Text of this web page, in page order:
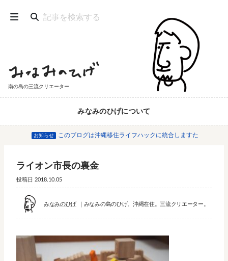
南の島の三流クリエーター
みなみのひげについて
お知らせ このブログは沖縄移住ライフハックに統合しますた
ライオン市長の裏金
投稿日 2018.10.05
みなみのひげ みなみの島のひげ。沖縄在住。三流クリエーター。